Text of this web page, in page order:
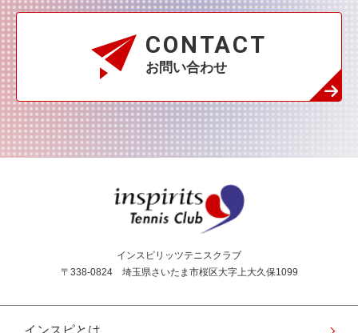
CONTACT
お問い合わせ
インスピリッツテニスクラブ
〒338-0824 埼玉県さいたま市桜区大字上大久保1099